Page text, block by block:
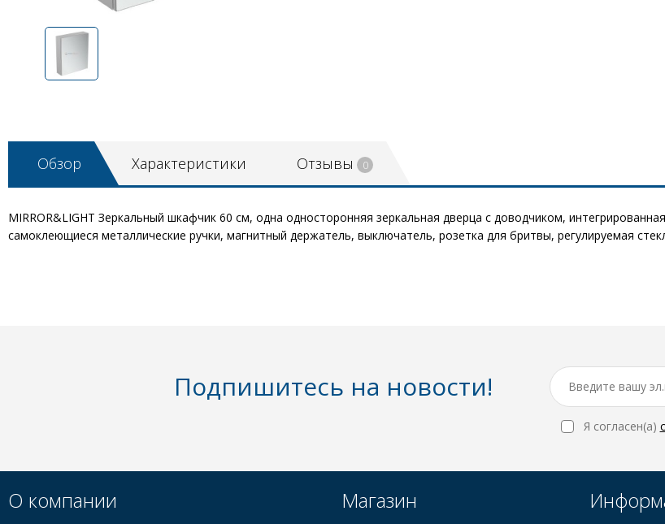
Обзор Характеристики Отзывы 0
MIRROR&LIGHT Зеркальный шкафчик 60 см, одна односторонняя зеркальная дверца с доводчиком,
самоклеющиеся металлические ручки, магнитный держатель, выключатель, розетка для бритвы, регулируемая
Подпишитесь на новости!
Я согласен(a)
О компании Магазин